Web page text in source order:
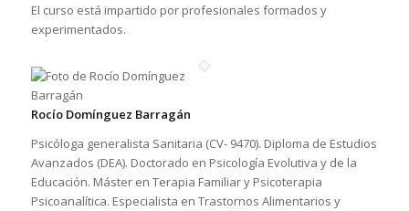
El curso está impartido por profesionales formados y
experimentados.
Rocío Domínguez Barragán
Psicóloga generalista Sanitaria (CV- 9470). Diploma de Estudios
Avanzados (DEA). Doctorado en Psicología Evolutiva y de la
Educación. Máster en Terapia Familiar y Psicoterapia
Psicoanalítica. Especialista en Trastornos Alimentarios y